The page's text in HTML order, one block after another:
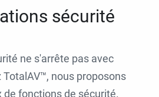
sécurité
ne s'arrête pas avec
TotalAV™, nous proposons
de fonctions de sécurité.